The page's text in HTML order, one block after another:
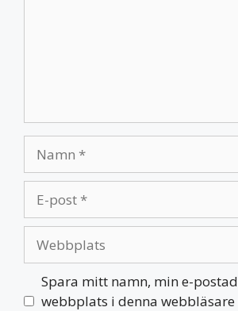
post
Spara mitt namn, min e-
webbplats i denna